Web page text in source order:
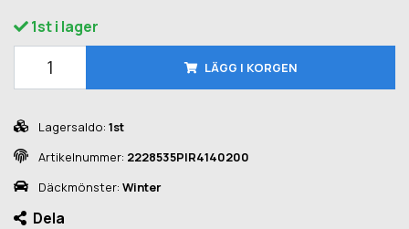
1st i lager
LÄGG I KORGEN
Lagersaldo: 1st
Artikelnummer: 2228535PIR4140200
Däckmönster: Winter
Dela